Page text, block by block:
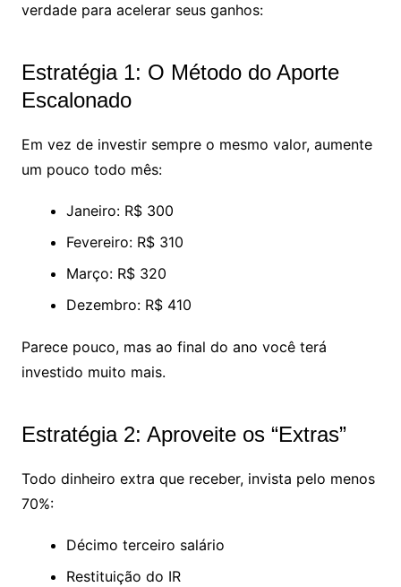
verdade para acelerar seus ganhos:
Estratégia 1: O Método do Aporte
Escalonado
Em vez de investir sempre o mesmo valor, aumente
um pouco todo mês:
Janeiro: R$ 300
Fevereiro: R$ 310
Março: R$ 320
Dezembro: R$ 410
Parece pouco, mas ao final do ano você terá
investido muito mais.
Estratégia 2: Aproveite os “Extras”
Todo dinheiro extra que receber, invista pelo menos
70%:
Décimo terceiro salário
Restituição do IR